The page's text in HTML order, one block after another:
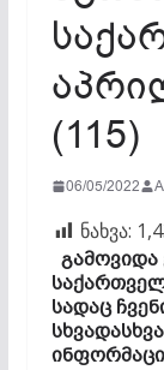
(115)
06/05/2022
ნახვა:
სადაც